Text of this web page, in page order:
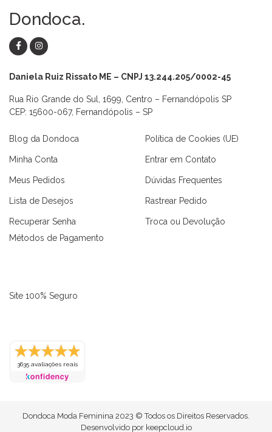
Macaquinhos
Dondoca.
Daniela Ruiz Rissato ME – CNPJ 13.244.205/0002-45
Rua Rio Grande do Sul, 1699, Centro – Fernandópolis SP
CEP: 15600-067, Fernandópolis – SP
Blog da Dondoca
Minha Conta
Meus Pedidos
Lista de Desejos
Recuperar Senha
Política de Cookies (UE)
Entrar em Contato
Dúvidas Frequentes
Rastrear Pedido
Troca ou Devolução
Métodos de Pagamento
Site 100% Seguro
3635 avaliações reais
Dondoca Moda Feminina 2023 © Todos os Direitos Reservados.
Desenvolvido por keepcloud.io